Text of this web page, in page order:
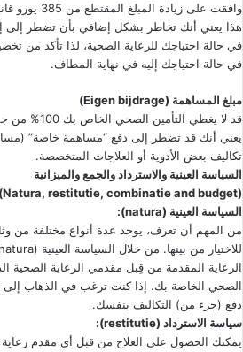
هذا يعني أنك تخاطر بشكل إضافي بأن تضطر إلى
في حالة احتياجك إليه في نهاية المطاف.
مبلغ المساهمة (Eigen bijdrage)
قد لا يغطي
يعني أنك قد تضطر إلى دفع “مساهمة خاصة”
تكاليف بعض الأدوية أو العلاجات المتخصصة.
السياسة العينية والاسترداد والجمع والميزانية
(Natura, restitutie, combinatie and budget)
السياسة العينية (natura):
من المهم أن تعرف، يوجد عدة أنواع مختلفة من
الرعاية المقدمة من قِبل مقدمي الرعاية الصحية
الصحي الخاصة بك. إذا كنت ترغب في الذهاب
دفع (جزء من) التكاليف بنفسك.
سياسة الاسترداد (restitutie):
يمكنك الحصول على العلاج من قبل أي مقدم